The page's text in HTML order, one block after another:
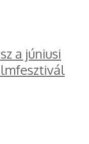
a júniusi